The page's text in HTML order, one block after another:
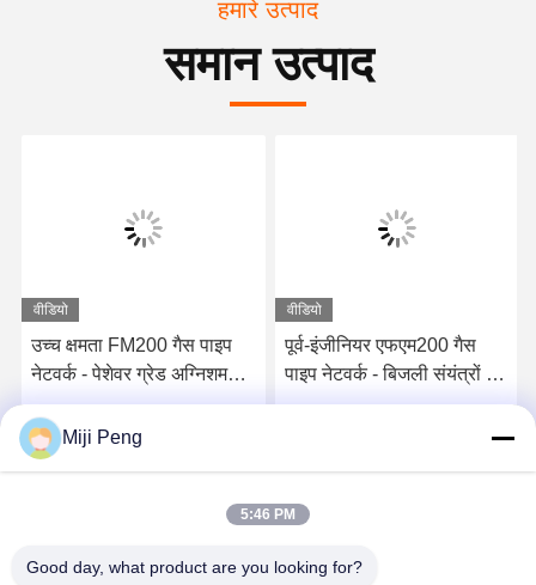
हमारे उत्पाद
समान उत्पाद
वीडियो
उच्च क्षमता FM200 गैस पाइप
नेटवर्क - पेशेवर ग्रेड अग्निशमन
उपकरण
सबसे अच्छी कीमत पाएं
वीडियो
पूर्व-इंजीनियर एफएम200 गैस
पाइप नेटवर्क - बिजली संयंत्रों के
लिए विश्वसनीय निष्क्रिय गैस
Miji Peng
5:46 PM
Good day, what product are you looking for?